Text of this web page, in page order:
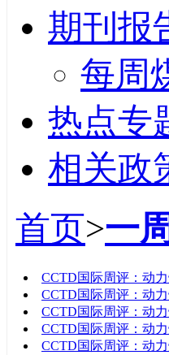
期刊报
每周
热点专
相关政
首页>一
CCTD国际周评：动
CCTD国际周评：动
CCTD国际周评：动
CCTD国际周评：动
CCTD国际周评：动